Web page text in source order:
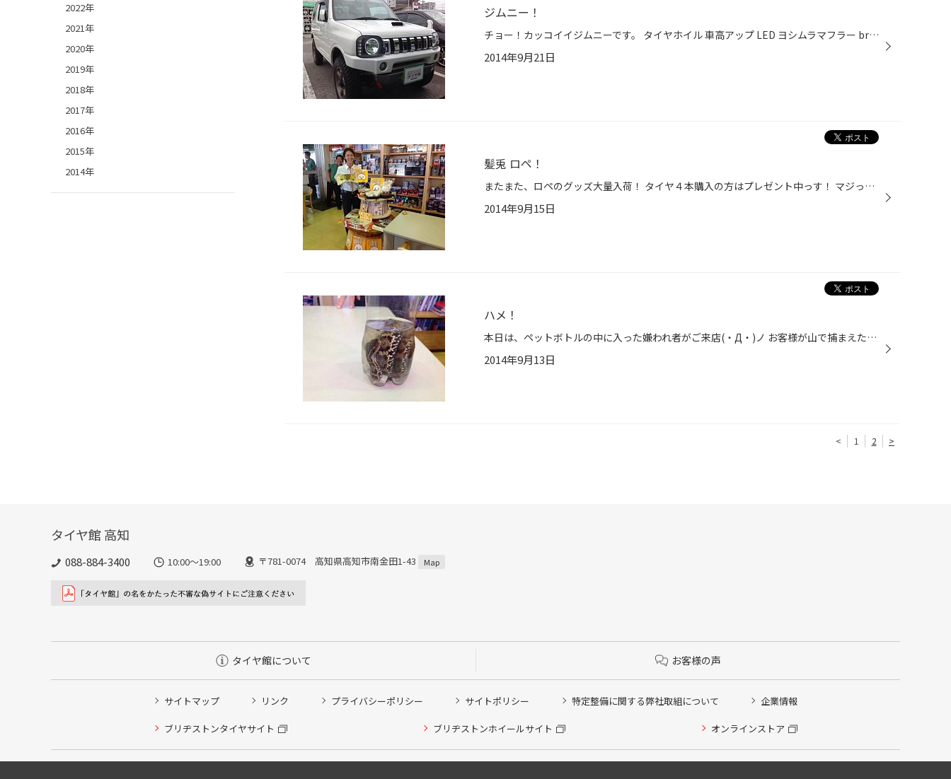
ジムニー！
チョー！カッコイイジムニーです。 タイヤホイル 車高アップ LED ヨシムラマフラー brenbo HID etc…。 コレで、仁淀ブルーに鮎を釣りに行く！
2014年9月21日
髪兎 ロペ！
またまた、ロペのグッズ大量入荷！ タイヤ４本購入の方はプレゼント中っす！ マジっすか⁈
2014年9月15日
ハメ！
本日は、ペットボトルの中に入った嫌われ者がご来店(・Д・)ノ お客様が山で捕まえたとの事、これは、お酒にするらしい。
2014年9月13日
< 1 2 >
2022年
2021年
2020年
2019年
2018年
2017年
2016年
2015年
2014年
タイヤ館 高知
088-884-3400 10:00〜19:00 〒781-0074 高知県高知市南金田1-43 Map
タイヤ館について お客様の声
サイトマップ リンク プライバシーポリシー サイトポリシー 特定整備に関する弊社取組について 企業情報
ブリヂストンタイヤサイト ブリヂストンホイールサイト オンラインストア